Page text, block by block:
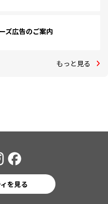
ズ広告のご案内
もっと見る
を見る